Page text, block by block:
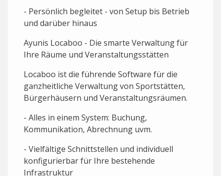
- Persönlich begleitet - von Setup bis Betrieb
und darüber hinaus
Ayunis Locaboo - Die smarte Verwaltung für
Ihre Räume und Veranstaltungsstätten
Locaboo ist die führende Software für die
ganzheitliche Verwaltung von Sportstätten,
Bürgerhäusern und Veranstaltungsräumen.
- Alles in einem System: Buchung,
Kommunikation, Abrechnung uvm.
- Vielfältige Schnittstellen und individuell
konfigurierbar für Ihre bestehende
Infrastruktur